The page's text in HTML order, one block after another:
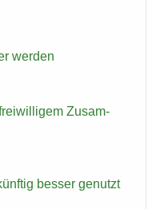
wer­den
Zu­sam­
bes­ser ge­nutzt